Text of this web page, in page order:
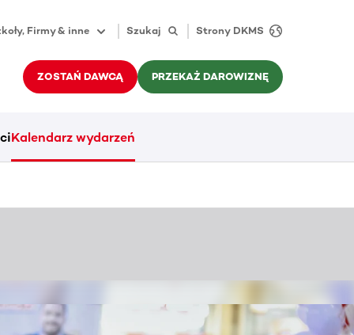
Firmy & inne Szukaj Strony DKMS
ZOSTAŃ DAWCĄ PRZEKAŻ DAROWIZNĘ
Kalendarz wydarzeń